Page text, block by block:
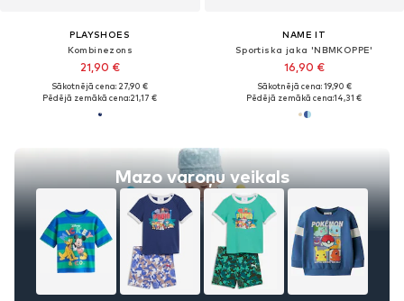
PLAYSHOES
Kombinezons
21,90 €
Sākotnējā cena: 27,90 €
Pēdējā zemākā cena:21,17 €
Mazo varoņu veikals
NAME IT
Sportiska jaka 'NBMKOPPE'
16,90 €
Sākotnējā cena: 19,90 €
Pēdējā zemākā cena:14,31 €